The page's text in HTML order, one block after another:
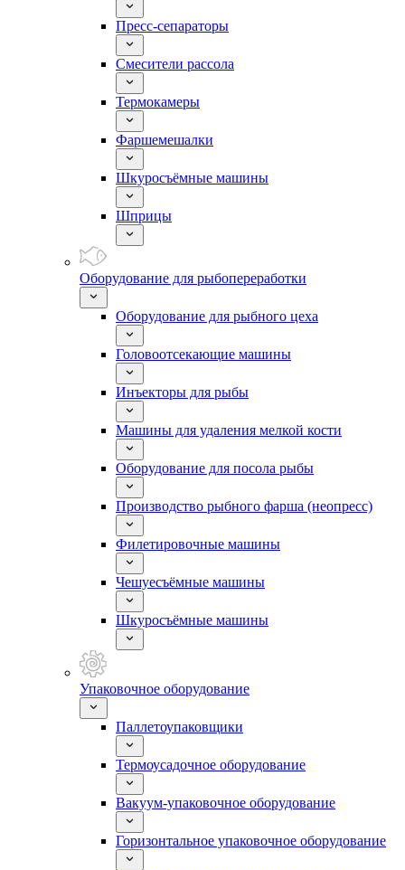
Пресс-сепараторы
Смесители рассола
Термокамеры
Фаршемешалки
Шкуросъёмные машины
Шприцы
Оборудование для рыбопереработки
Оборудование для рыбного цеха
Головоотсекающие машины
Инъекторы для рыбы
Машины для удаления мелкой кости
Оборудование для посола рыбы
Производство рыбного фарша (неопресс)
Филетировочные машины
Чешуесъёмные машины
Шкуросъёмные машины
Упаковочное оборудование
Паллетоупаковщики
Термоусадочное оборудование
Вакуум-упаковочное оборудование
Горизонтальное упаковочное оборудование